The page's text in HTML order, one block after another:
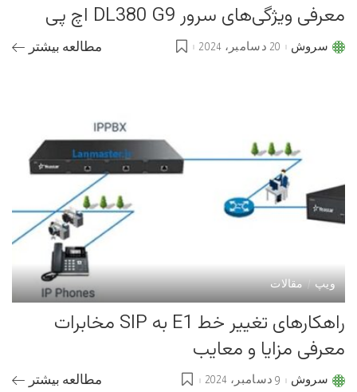
معرفی ویژگی‌های سرور DL380 G9 اچ پی
Postedسروش 20 دسامبر، 2024 مطالعه بیشتر
ویپ مقالات
راهکارهای تغییر خط E1 به SIP مخابرات
معرفی مزایا و معایب
Postedسروش 9 دسامبر، 2024 مطالعه بیشتر